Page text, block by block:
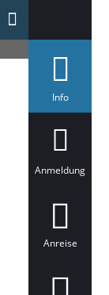
Infoa
ä
t
Anmeldung
Anreise